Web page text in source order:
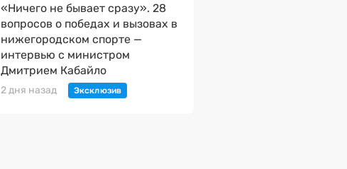
«Ничего не бывает сразу». 28
вопросов о победах и вызовах в
нижегородском спорте —
интервью с министром
Дмитрием Кабайло
2 дня назад